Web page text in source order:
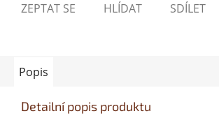
ZEPTAT SE HLÍDAT SDÍLET
Popis
Detailní popis produktu